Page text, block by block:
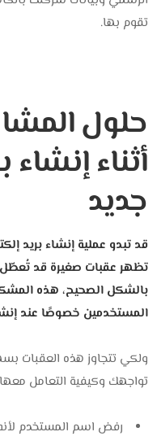
تقوم بها.
حلول
أثناء إنشاء
جديد
قد تبدو عملية إنشاء بريد
تظهر عقبات صغيرة قد
بالشكل الصحيح، هذه
المستخدمين خصوصًا عند
ولكي تتجاوز هذه العقبات
تواجهك وكيفية التعامل
رفض اسم المستخدم